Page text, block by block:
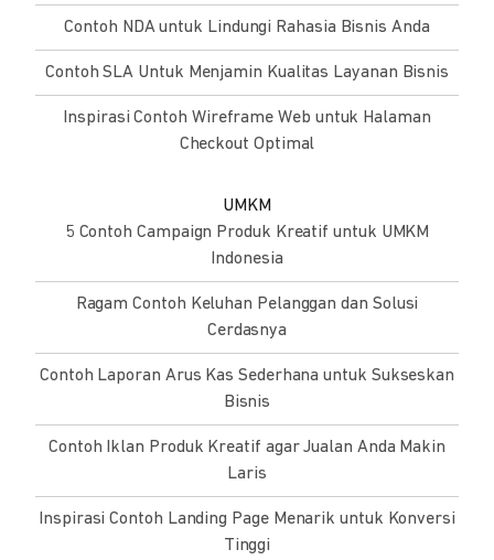
Contoh NDA untuk Lindungi Rahasia Bisnis Anda
Contoh SLA Untuk Menjamin Kualitas Layanan Bisnis
Inspirasi Contoh Wireframe Web untuk Halaman
Checkout Optimal
UMKM
5 Contoh Campaign Produk Kreatif untuk UMKM
Indonesia
Ragam Contoh Keluhan Pelanggan dan Solusi
Cerdasnya
Contoh Laporan Arus Kas Sederhana untuk Sukseskan
Bisnis
Contoh Iklan Produk Kreatif agar Jualan Anda Makin
Laris
Inspirasi Contoh Landing Page Menarik untuk Konversi
Tinggi